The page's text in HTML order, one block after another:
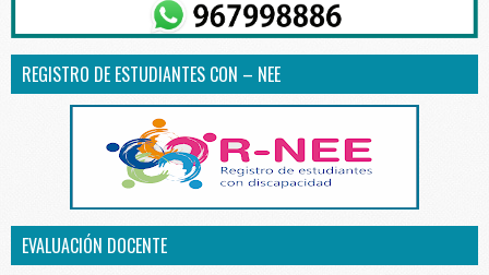
REGISTRO DE ESTUDIANTES CON – NEE
EVALUACIÓN DOCENTE